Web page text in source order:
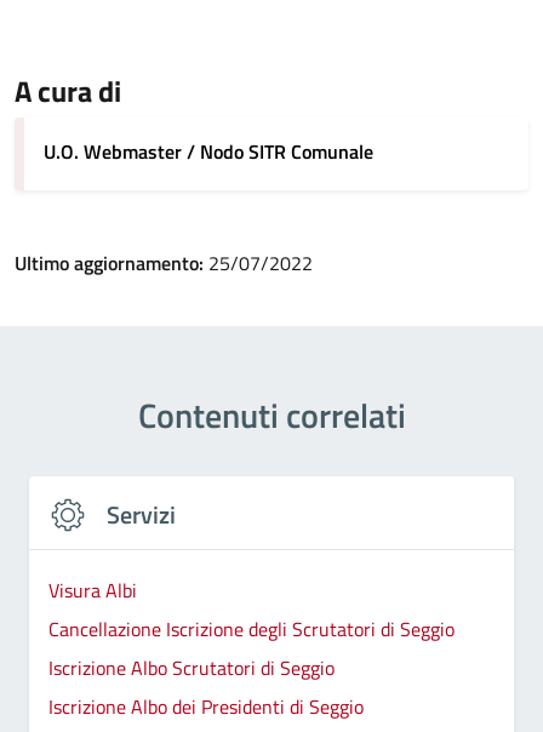
A cura di
U.O. Webmaster / Nodo SITR Comunale
Ultimo aggiornamento: 25/07/2022
Contenuti correlati
Servizi
Visura Albi
Cancellazione Iscrizione degli Scrutatori di Seggio
Iscrizione Albo Scrutatori di Seggio
Iscrizione Albo dei Presidenti di Seggio